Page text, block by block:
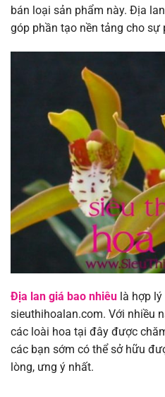
bán loại sản phẩm này. Địa
góp phần tạo nền tảng cho sự
Địa lan giá bao nhiêu là hợp
sieuthihoalan.com. Với nhiều
các loài hoa tại đây được
các bạn sớm có thể sở hữu
lòng, ưng ý nhất.